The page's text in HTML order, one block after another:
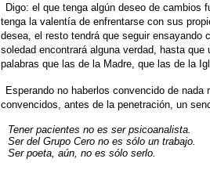
Digo: el que tenga algún deseo de cambios
tenga la valentía de enfrentarse con sus
desea, el resto tendrá que seguir ensayando
soledad encontrará alguna verdad, hasta que
palabras que las de la Madre, que las de la
Esperando no haberlos convencido de nada
convencidos, antes de la penetración, un
Tener pacientes no es ser psicoanalista.
Ser del Grupo Cero no es sólo un trabajo.
Ser poeta, aún, no es sólo serlo.